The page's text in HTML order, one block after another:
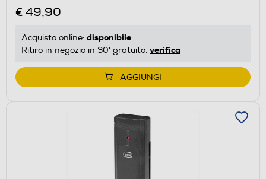
€ 49,90
Acquisto online: disponibile
Ritiro in negozio in 30' gratuito: verifica
AGGIUNGI